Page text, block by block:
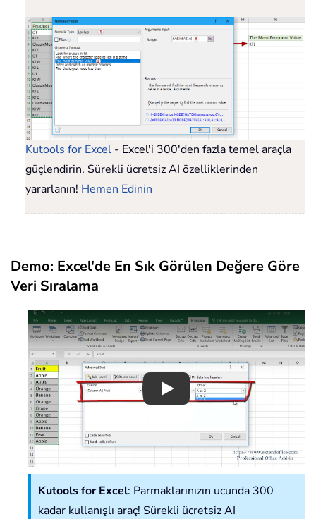
Kutools for Excel - Excel'i 300'den fazla temel araçla
güçlendirin. Sürekli ücretsiz AI özelliklerinden
yararlanın! Hemen Edinin
Demo: Excel'de En Sık Görülen Değere Göre
Veri Sıralama
Play
Kutools for Excel: Parmaklarınızın ucunda 300
kadar kullanışlı araç! Sürekli ücretsiz AI